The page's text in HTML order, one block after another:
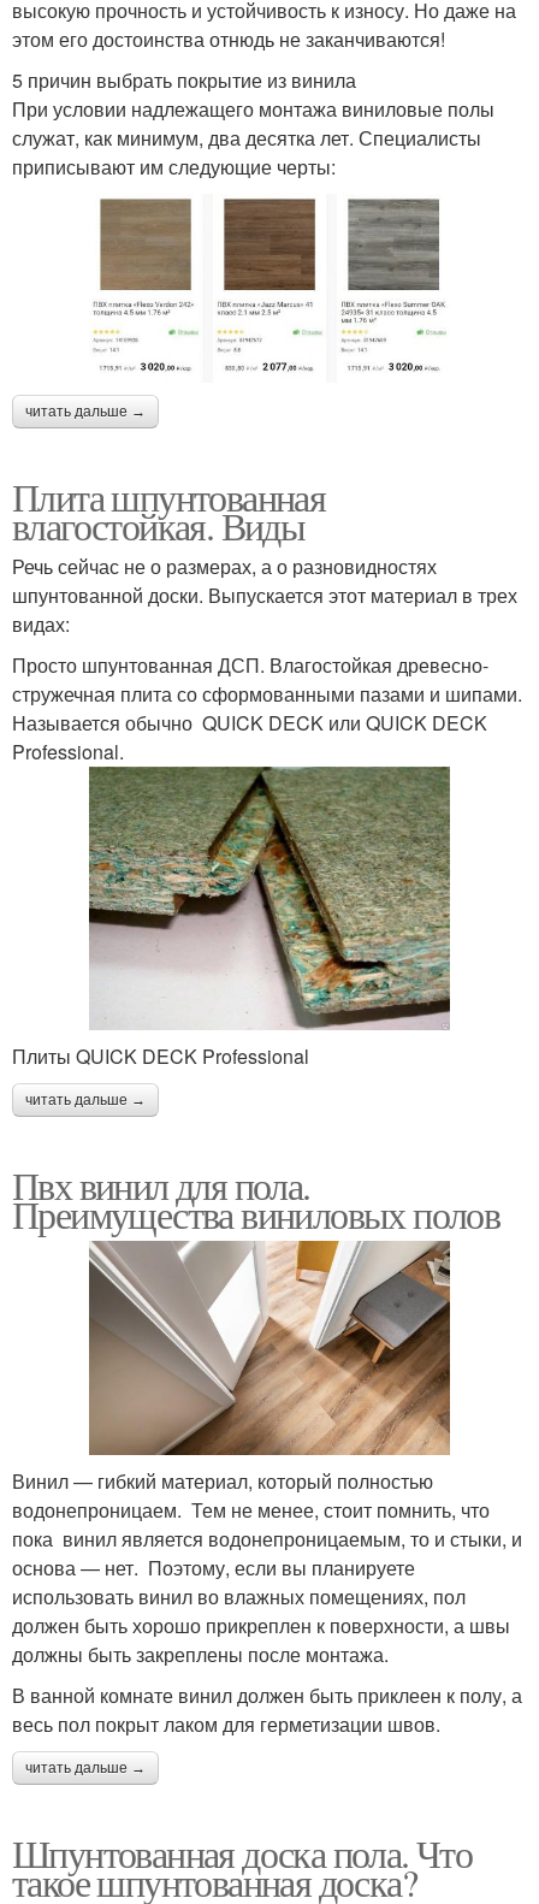
высокую прочность и устойчивость к износу. Но даже на
этом его достоинства отнюдь не заканчиваются!
5 причин выбрать покрытие из винила
При условии надлежащего монтажа виниловые полы
служат, как минимум, два десятка лет. Специалисты
приписывают им следующие черты:
читать дальше →
Плита шпунтованная
влагостойкая. Виды
Речь сейчас не о размерах, а о разновидностях
шпунтованной доски. Выпускается этот материал в трех
видах:
Просто шпунтованная ДСП. Влагостойкая древесно-
стружечная плита со сформованными пазами и шипами.
Называется обычно QUICK DECK или QUICK DECK
Professional.
Плиты QUICK DECK Professional
читать дальше →
Пвх винил для пола.
Преимущества виниловых полов
Винил — гибкий материал, который полностью
водонепроницаем. Тем не менее, стоит помнить, что
пока винил является водонепроницаемым, то и стыки, и
основа — нет. Поэтому, если вы планируете
использовать винил во влажных помещениях, пол
должен быть хорошо прикреплен к поверхности, а швы
должны быть закреплены после монтажа.
В ванной комнате винил должен быть приклеен к полу, а
весь пол покрыт лаком для герметизации швов.
читать дальше →
Шпунтованная доска пола. Что
такое шпунтованная доска?